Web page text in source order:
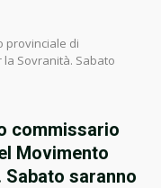
provinciale di
Sovranità. Sabato
commissario
Movimento
saranno